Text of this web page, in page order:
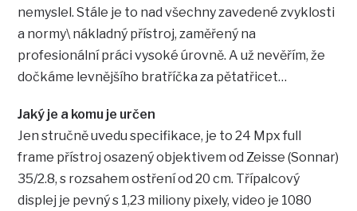
nemyslel. Stále je to nad všechny zavedené zvyklosti
a normy\ nákladný přístroj, zaměřený na
profesionální práci vysoké úrovně. A už nevěřím, že
dočkáme levnějšího bratříčka za pětatřicet…
Jaký je a komu je určen
Jen stručně uvedu specifikace, je to 24 Mpx full
frame přístroj osazený objektivem od Zeisse (Sonnar)
35/2.8, s rozsahem ostření od 20 cm. Třípalcový
displej je pevný s 1,23 miliony pixely, video je 1080